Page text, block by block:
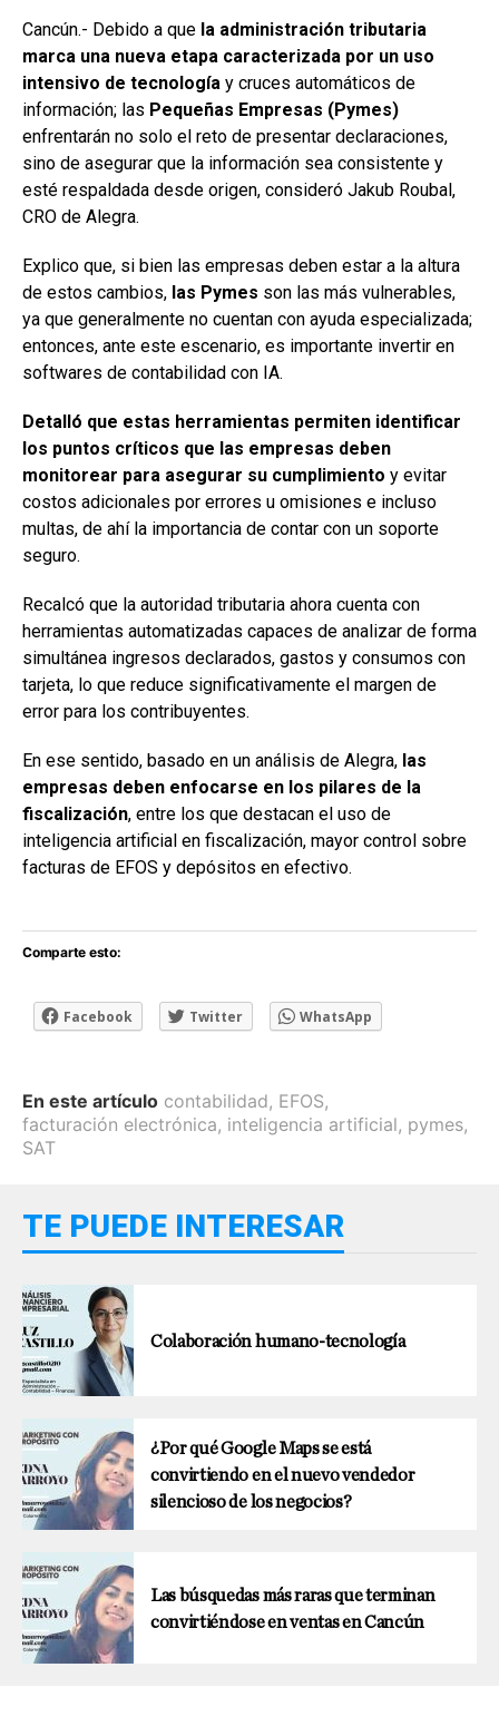
Cancún.- Debido a que la administración tributaria
marca una nueva etapa caracterizada por un uso
intensivo de tecnología y cruces automáticos de
información; las Pequeñas Empresas (Pymes)
enfrentarán no solo el reto de presentar declaraciones,
sino de asegurar que la información sea consistente y
esté respaldada desde origen, consideró Jakub Roubal,
CRO de Alegra.
Explico que, si bien las empresas deben estar a la altura
de estos cambios, las Pymes son las más vulnerables,
ya que generalmente no cuentan con ayuda especializada;
entonces, ante este escenario, es importante invertir en
softwares de contabilidad con IA.
Detalló que estas herramientas permiten identificar
los puntos críticos que las empresas deben
monitorear para asegurar su cumplimiento y evitar
costos adicionales por errores u omisiones e incluso
multas, de ahí la importancia de contar con un soporte
seguro.
Recalcó que la autoridad tributaria ahora cuenta con
herramientas automatizadas capaces de analizar de forma
simultánea ingresos declarados, gastos y consumos con
tarjeta, lo que reduce significativamente el margen de
error para los contribuyentes.
En ese sentido, basado en un análisis de Alegra, las
empresas deben enfocarse en los pilares de la
fiscalización, entre los que destacan el uso de
inteligencia artificial en fiscalización, mayor control sobre
facturas de EFOS y depósitos en efectivo.
Comparte esto:
Facebook Twitter WhatsApp
En este artículo contabilidad, EFOS,
facturación electrónica, inteligencia artificial, pymes,
SAT
TE PUEDE INTERESAR
Colaboración humano-tecnología
¿Por qué Google Maps se está
convirtiendo en el nuevo vendedor
silencioso de los negocios?
Las búsquedas más raras que terminan
convirtiéndose en ventas en Cancún